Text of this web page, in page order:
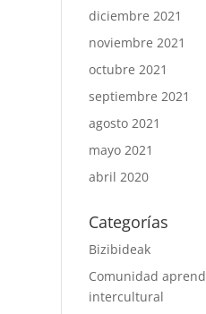
diciembre 2021
noviembre 2021
octubre 2021
septiembre 2021
agosto 2021
mayo 2021
abril 2020
Categorías
Bizibideak
Comunidad
intercultural